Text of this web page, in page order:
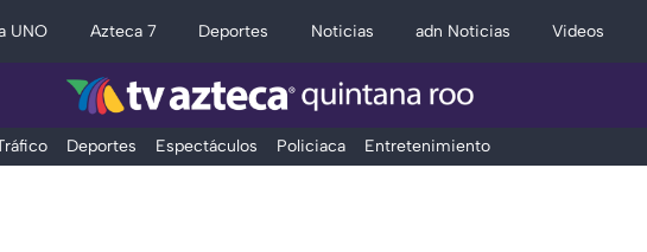
UNO Azteca 7 Deportes Noticias adn Noticias Videos
Deportes Espectáculos Policiaca Entretenimiento